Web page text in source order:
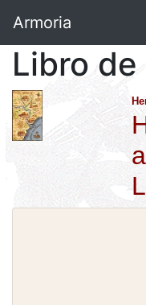
Armoria
Libro